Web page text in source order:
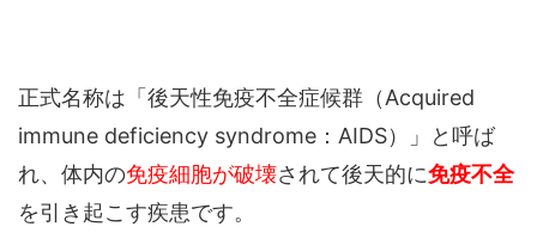
正式名称は「後天性免疫不全症候群（Acquired
immune deficiency syndrome：AIDS）」と呼ば
れ、体内の免疫細胞が破壊されて後天的に免疫不全
を引き起こす疾患です。